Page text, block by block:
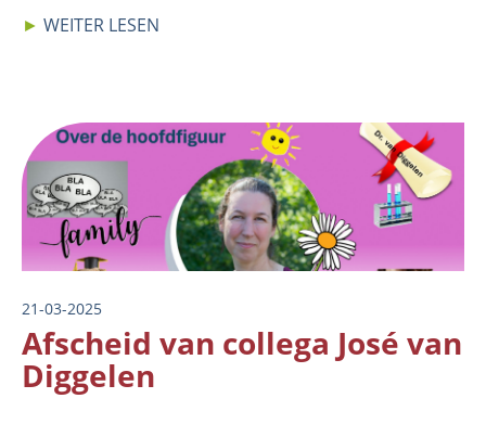
► WEITER LESEN
Image
21-03-2025
Afscheid van collega José van
Diggelen